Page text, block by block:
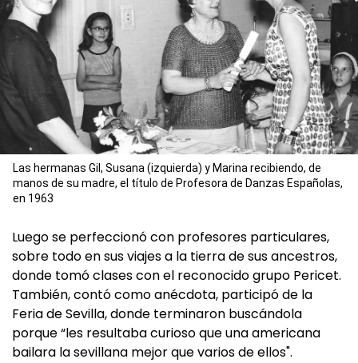
Las hermanas Gil, Susana (izquierda) y Marina recibiendo, de
manos de su madre, el título de Profesora de Danzas Españolas,
en 1963
Luego se perfeccionó con profesores particulares,
sobre todo en sus viajes a la tierra de sus ancestros,
donde tomó clases con el reconocido grupo Pericet.
También, contó como anécdota, participó de la
Feria de Sevilla, donde terminaron buscándola
porque “les resultaba curioso que una americana
bailara la sevillana mejor que varios de ellos".